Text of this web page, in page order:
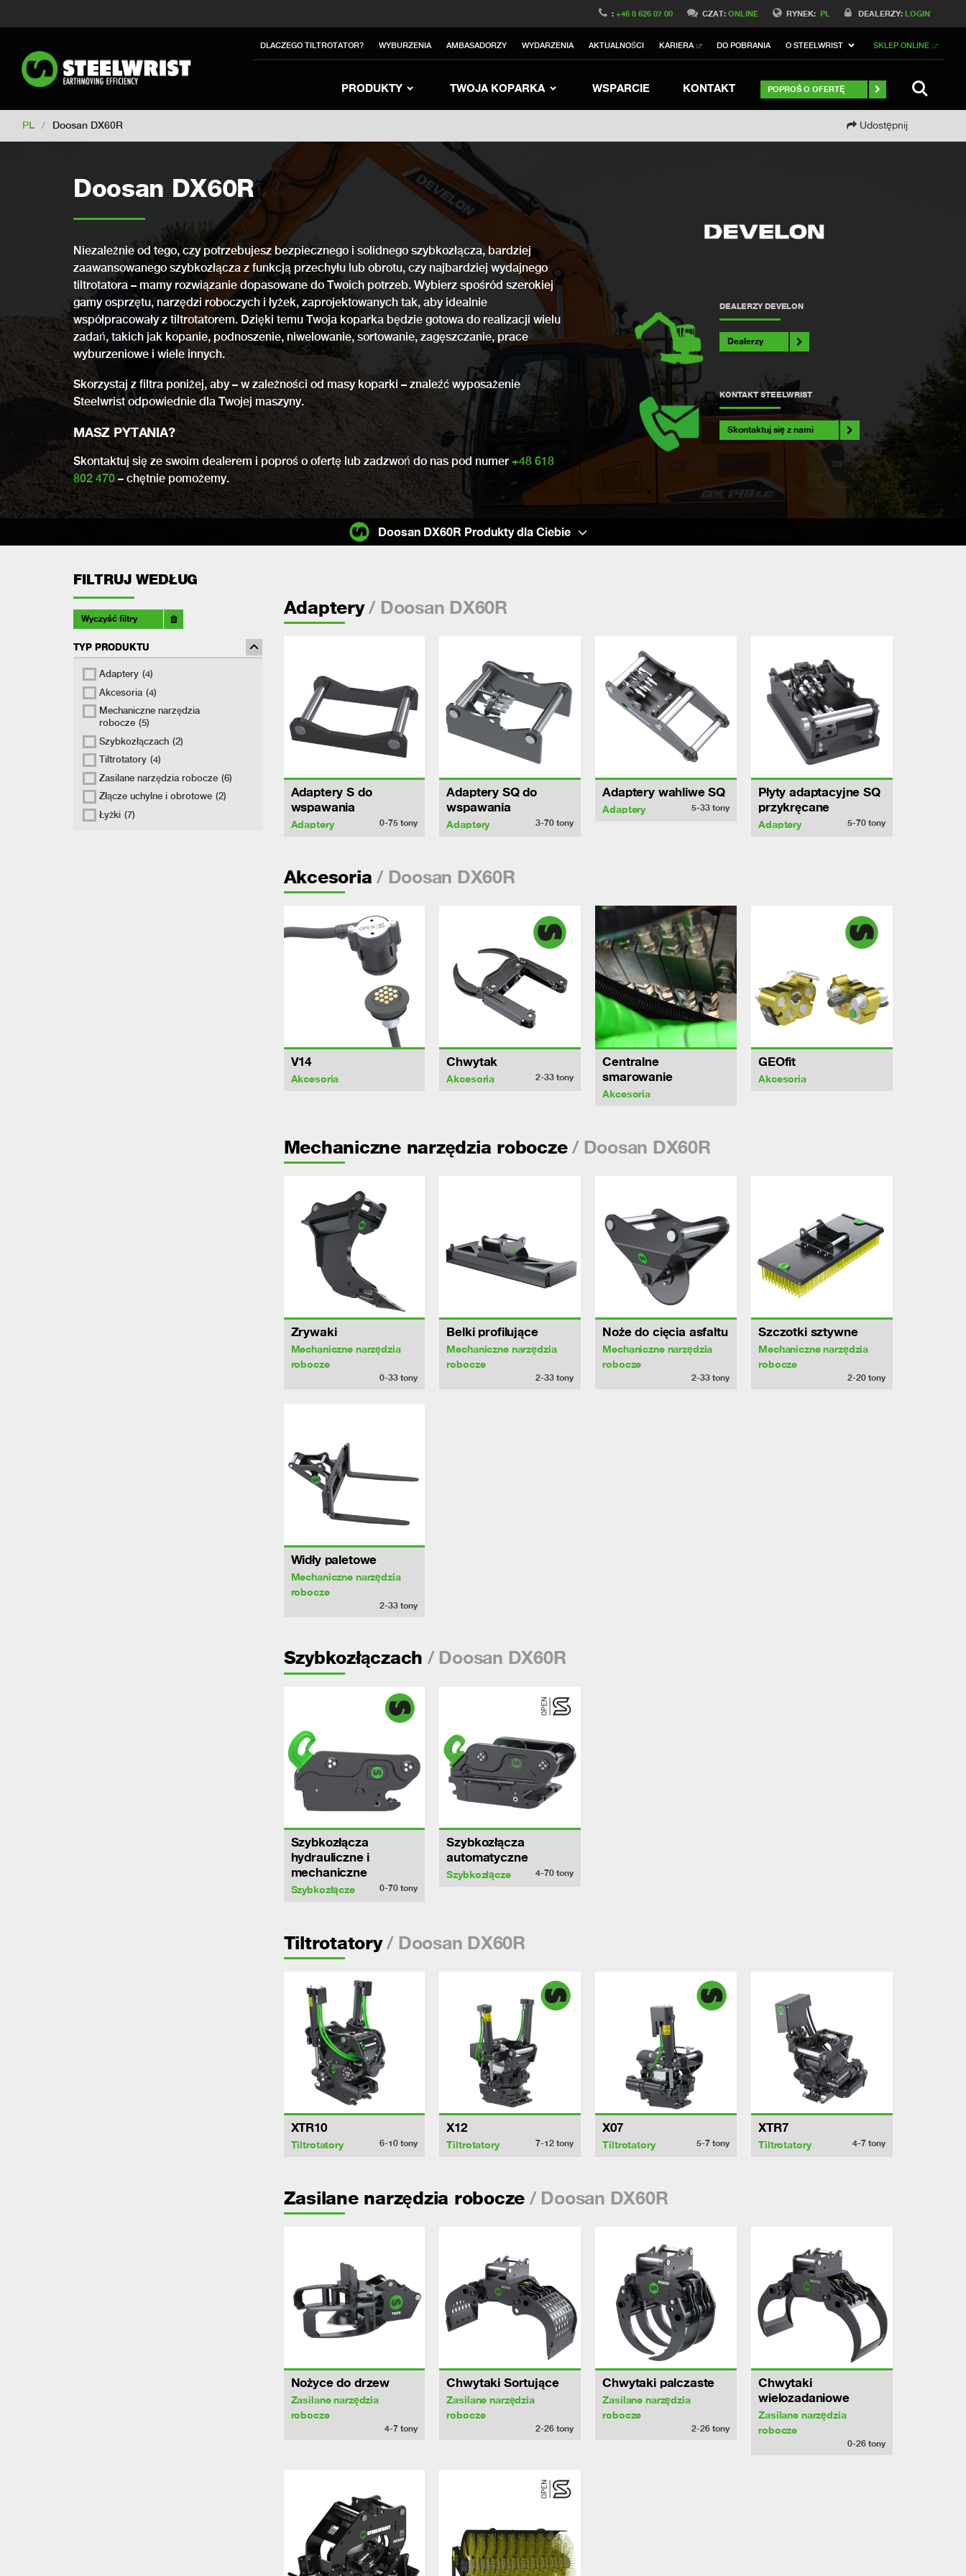
RYNEK: PL DEALERZY: LOGIN
:+46 8 626 07 00 CZAT:ONLINE
DLACZEGO TILTROTATOR? WYBURZENIA AMBASADORZY WYDARZENIA AKTUALNOŚCI KARIERA DO POBRANIA O STEELWRIST SKLEP ONLINE
PRODUKTY TWOJA KOPARKA WSPARCIE KONTAKT POPROŚ O OFERTĘ
Switch to Belgium Switch to Belgique
Switch to International Switch to United Kingdom Switch to Sweden Switch to Norway Switch to North America
Switch to Korea Switch to Japan Switch to Italy Switch to Germany
Switch to France
PL / Doosan DX60R Udostępnij
Doosan DX60R
Niezależnie od tego, czy potrzebujesz bezpiecznego i solidnego szybkozłącza, bardziej
zaawansowanego szybkozłącza z funkcją przechyłu lub obrotu, czy najbardziej wydajnego
tiltrotatora – mamy rozwiązanie dopasowane do Twoich potrzeb. Wybierz spośród szerokiej
gamy osprzętu, narzędzi roboczych i łyżek, zaprojektowanych tak, aby idealnie
współpracowały z tiltrotatorem. Dzięki temu Twoja koparka będzie gotowa do realizacji wielu
zadań, takich jak kopanie, podnoszenie, niwelowanie, sortowanie, zagęszczanie, prace
wyburzeniowe i wiele innych.
Skorzystaj z filtra poniżej, aby – w zależności od masy koparki – znaleźć wyposażenie
Steelwrist odpowiednie dla Twojej maszyny.
MASZ PYTANIA?
Skontaktuj się ze swoim dealerem i poproś o ofertę lub zadzwoń do nas pod numer +48 618
802 470 – chętnie pomożemy.
DEALERZY DEVELON
Dealerzy
KONTAKT STEELWRIST
Skontaktuj się z nami
FILTRUJ WEDŁUG
Wyczyść filtry
TYP PRODUKTU
Adaptery (4)
Akcesoria (4)
Mechaniczne narzędzia
robocze (5)
Szybkozłączach (2)
Tiltrotatory (4)
Zasilane narzędzia robocze (6)
Złącze uchylne i obrotowe (2)
Łyżki (7)
Adaptery/ Doosan DX60R
Adaptery S do
wspawania
Adaptery 0-75tony
Adaptery SQ do
wspawania
Adaptery 3-70tony
Adaptery wahliwe SQ
Adaptery 5-33tony
Płyty adaptacyjne SQ
przykręcane
Adaptery 5-70 tony
Akcesoria / Doosan DX60R
V14
Akcesoria
Chwytak
Akcesoria 2-33tony
Centralne
smarowanie
Akcesoria
GEOfit
Akcesoria
Mechaniczne narzędzia robocze/ Doosan DX60R
Zrywaki
Mechaniczne narzędzia
robocze
0-33tony
Belki profilujące
Mechaniczne narzędzia
robocze
2-33tony
Noże do cięcia asfaltu
Mechaniczne narzędzia
robocze
2-33tony
Szczotki sztywne
Mechaniczne narzędzia
robocze
2-20 tony
Widły paletowe
Mechaniczne narzędzia
robocze
2-33tony
Szybkozłączach / Doosan DX60R
Szybkozłącza
hydrauliczne i
mechaniczne
Szybkozłącze 0-70tony
Szybkozłącza
automatyczne
Szybkozłącze 4-70tony
Tiltrotatory/ Doosan DX60R
XTR10
Tiltrotatory 6-10tony
X12
Tiltrotatory 7-12tony
X07
Tiltrotatory 5-7tony
XTR7
Tiltrotatory 4-7 tony
Zasilane narzędzia robocze / Doosan DX60R
Nożyce do drzew
Zasilane narzędzia
robocze
4-7tony
Chwytaki Sortujące
Zasilane narzędzia
robocze
2-26tony
Chwytaki palczaste
Zasilane narzędzia
robocze
2-26tony
Chwytaki
wielozadaniowe
Zasilane narzędzia
robocze
0-26 tony
Doosan DX60R Produkty dla Ciebie